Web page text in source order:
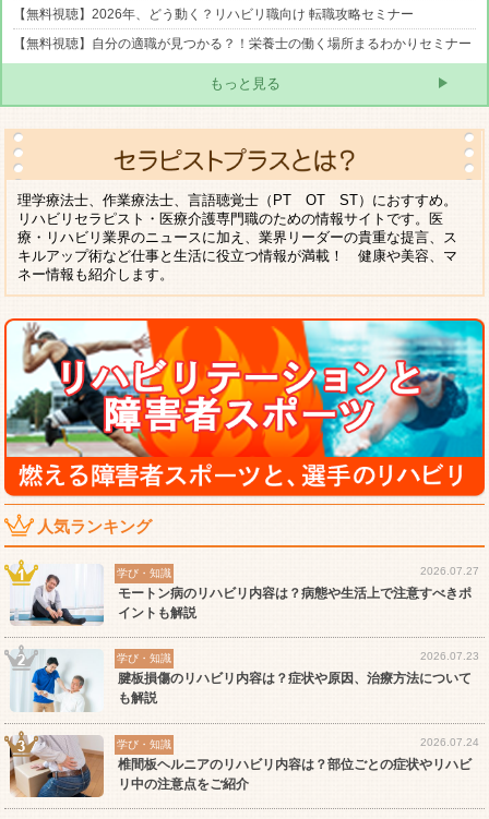
【無料視聴】2026年、どう動く？リハビリ職向け 転職攻略セミナー
【無料視聴】自分の適職が見つかる？！栄養士の働く場所まるわかりセミナー
もっと見る
理学療法士、作業療法士、言語聴覚士（PT OT ST）におすすめ。
リハビリセラピスト・医療介護専門職のための情報サイトです。医
療・リハビリ業界のニュースに加え、業界リーダーの貴重な提言、ス
キルアップ術など仕事と生活に役立つ情報が満載！ 健康や美容、マ
ネー情報も紹介します。
人気ランキング
学び・知識 2026.07.27
モートン病のリハビリ内容は？病態や生活上で注意すべきポ
イントも解説
学び・知識 2026.07.23
腱板損傷のリハビリ内容は？症状や原因、治療方法について
も解説
学び・知識 2026.07.24
椎間板ヘルニアのリハビリ内容は？部位ごとの症状やリハビ
リ中の注意点をご紹介